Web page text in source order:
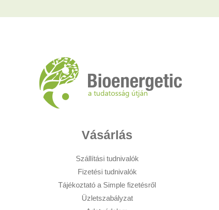
Vásárlás
Szállítási tudnivalók
Fizetési tudnivalók
Tájékoztató a Simple fizetésről
Üzletszabályzat